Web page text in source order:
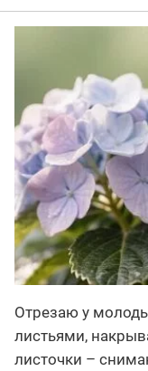
Отрезаю у
листьями,
листочки –